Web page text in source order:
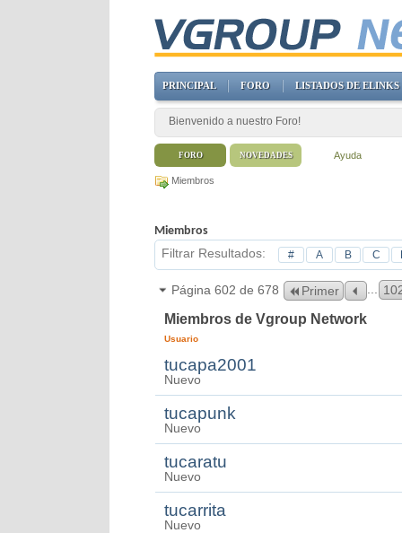
Miembros
Miembros
Filtrar Resultados # A B C
Página 602 de 678 Primer
Miembros de Vgroup Network
Usuario
tucapa2001
Nuevo
tucapunk
Nuevo
tucaratu
Nuevo
tucarrita
Nuevo
PRINCIPAL FORO LISTADOS DE ELINKS
Bienvenido a nuestro Foro!
FORO Ayuda
NOVEDADES